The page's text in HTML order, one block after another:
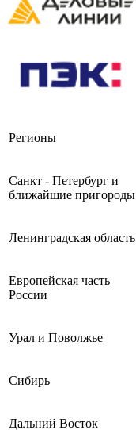
Регионы
Санкт - Петербург и
ближайшие пригороды
Ленинградская область
Европейская часть
России
Урал и Поволжье
Сибирь
Дальний Восток